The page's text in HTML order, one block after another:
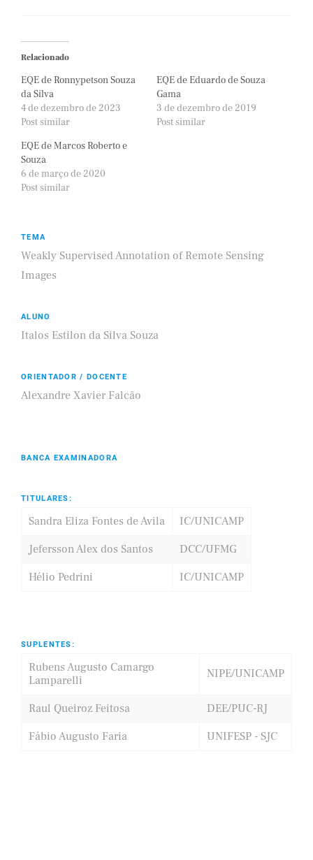
Relacionado
EQE de Ronnypetson Souza
da Silva
4 de dezembro de 2023
Post similar
EQE de Eduardo de Souza
Gama
3 de dezembro de 2019
Post similar
EQE de Marcos Roberto e
Souza
6 de março de 2020
Post similar
TEMA
Weakly Supervised Annotation of Remote Sensing
Images
ALUNO
Italos Estilon da Silva Souza
ORIENTADOR / DOCENTE
Alexandre Xavier Falcão
BANCA EXAMINADORA
TITULARES:
Sandra Eliza Fontes de Avila
IC/UNICAMP
Jefersson Alex dos Santos
DCC/UFMG
Hélio Pedrini
IC/UNICAMP
SUPLENTES:
Rubens Augusto Camargo
Lamparelli
NIPE/UNICAMP
Raul Queiroz Feitosa
DEE/PUC-RJ
Fábio Augusto Faria
UNIFESP - SJC